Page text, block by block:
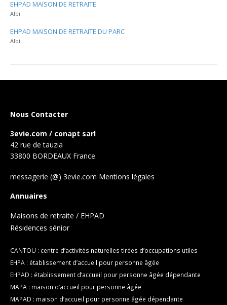
EHPAD MAISON DE RETRAITE
Albi
EHPAD MAISON DE RETRAITE DU PARC
Albi
Nous Contacter
3evie.com / conapt sarl
42 rue de tauzia
33800 BORDEAUX France.
messagerie (@) 3evie.com Mentions légales
Annuaires
Maisons de retraite / EHPAD
Résidences sénior
CANTOU : centre d’activités naturelles tirées d’occupations utiles
EHPA : établissement d’accueil pour personne âgée
EHPAD : établissement d’accueil pour personne âgée dépendante
MAPA : maison d’accueil pour personne âgée
MAPAD : maison d’accueil pour personne âgée dépendante